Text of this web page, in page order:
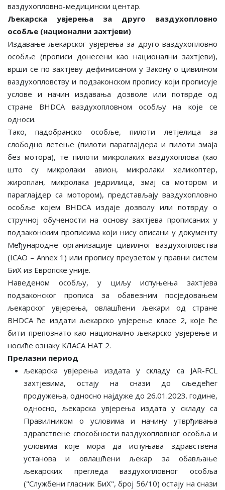
ваздухопловно-медицински центар.
Љекарска увјерења за друго ваздухопловно
особље (национални захтјеви)
Издавање љекарског увјерења за друго ваздухопловно
особље (прописи донесени као национални захтјеви),
врши се по захтјеву дефинисаном у Закону о цивилном
ваздухопловству и подзаконском пропису који прописује
услове и начин издавања дозволе или потврде од
стране BHDCA ваздухопловном особљу на које се
односи.
Тако, падобранско особље, пилоти летјелица за
слободно летење (пилоти параглајдера и пилоти змаја
без мотора), те пилоти микролаких ваздухоплова (као
што су микролаки авион, микролаки хеликоптер,
жироплан, микролака једрилица, змај са мотором и
параглајдер са мотором), представљају ваздухопловно
особље којeм BHDCA издаје дозволу или потврду о
стручној обучености на основу захтјева прописаних у
подзаконским прописима који нису описани у документу
Међународне организације цивилног ваздухопловства
(ICAO – Annex 1) или пропису преузетом у правни систем
БиХ из Европске уније.
Наведеном особљу, у циљу испуњења захтјева
подзаконског прописа за обавезним посједовањем
љекарског увјерења, овлашћени љекари од стране
BHDCA ће издати љекарско увјерење класе 2, које ће
бити препознато као национално љекарско увјерење и
носиће ознаку КЛАСА НАТ 2.
Прелазни период
љекарска увјерења издата у складу са JAR-FCL
захтјевима, остају на снази до сљедећег
продужења, односно најдуже до 26.01.2023. године,
односно, љекарска увјерења издата у складу са
Правилником о условима и начину утврђивања
здравствене способности ваздухопловног особља и
условима које мора да испуњава здравствена
установа и овлашћени љекар за обављање
љекарских прегледа ваздухопловног особља
("Службени гласник БиХ", број 56/10) остају на снази